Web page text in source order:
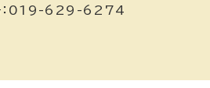
：019-629-6274